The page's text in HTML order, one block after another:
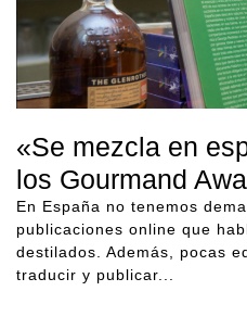
«Se mezcla en
los Gourmand
En España no tenemos
publicaciones online que
destilados. Además, pocas
traducir y publicar...